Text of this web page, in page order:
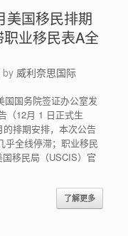
美国移民排期
业移民表A全
by 威利奈思国际
国国务院签证办公室发
（12月 1 日正式生
排期安排，本次公告
乎全线停滞；职业移民
移民局（USCIS）官
了解更多